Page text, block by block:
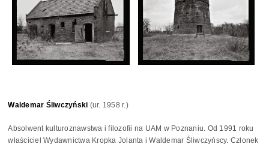
Waldemar Śliwczyński (ur. 1958 r.)
Absolwent kulturoznawstwa i filozofii na UAM w Poznaniu. Od 1991 roku
właściciel Wydawnictwa Kropka Jolanta i Waldemar Śliwczyńscy. Członek